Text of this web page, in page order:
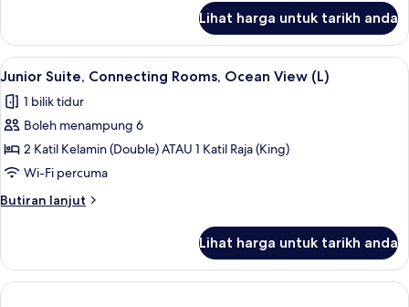
Suite,
Connecting
Rooms
Lihat harga untuk tarikh anda
Lihat
semua
foto
untuk
Junior
Suite,
Connecting
Rooms,
View
(L)
Bar mini, peti besi dalam bilik,
2
Junior Suite, Connecting Rooms, Ocean View (L)
1 bilik tidur
Boleh menampung 6
2 Katil Kelamin (Double) ATAU 1 Katil Raja (King)
Wi-Fi percuma
Butiran lanjut
Butiran
Suite,
Connecting
Rooms,
Lihat harga untuk tarikh anda